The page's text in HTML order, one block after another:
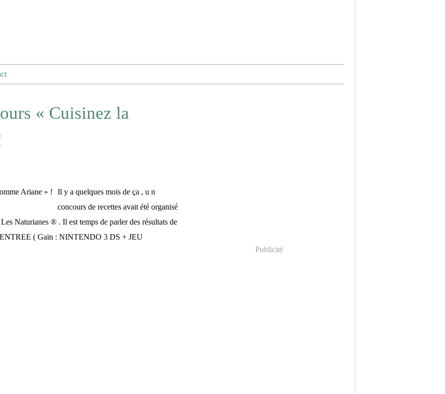
« Cuisinez la
Il y a quelques mois de ça , u n
concours de recettes avait été organisé
Naturianes ® . Il est temps de parler des résultats de
ENTREE ( Gain : NINTENDO 3 DS + JEU
Publicité